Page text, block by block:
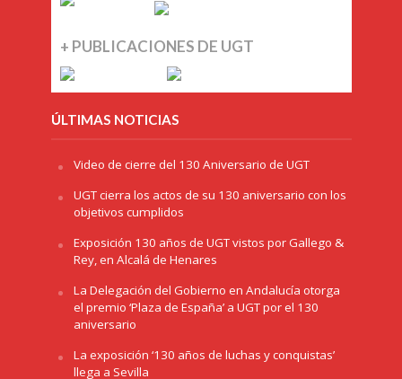
+ PUBLICACIONES DE UGT
ÚLTIMAS NOTICIAS
Video de cierre del 130 Aniversario de UGT
UGT cierra los actos de su 130 aniversario con los
objetivos cumplidos
Exposición 130 años de UGT vistos por Gallego &
Rey, en Alcalá de Henares
La Delegación del Gobierno en Andalucía otorga
el premio ‘Plaza de España’ a UGT por el 130
aniversario
La exposición ‘130 años de luchas y conquistas’
llega a Sevilla